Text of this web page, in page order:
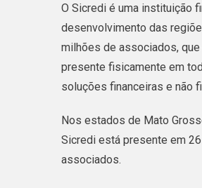
O Sicredi é uma instituição
desenvolvimento das
milhões de associados,
presente fisicamente em
soluções financeiras e não
Nos estados de Mato
Sicredi está presente em
associados.